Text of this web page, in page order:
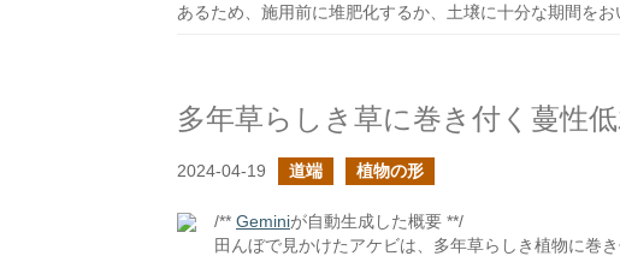
あるため、施用前に堆肥化するか、土壌に十分な期間を
多年草らしき草に巻き付く蔓性
2024-04-19 道端 植物の形
/** Geminiが自動生成した概要 **/
田んぼで見かけたアケビは、多年草らしき植物に巻